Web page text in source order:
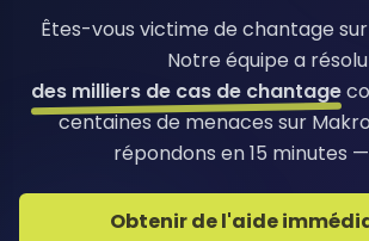
Êtes-vous victime de chantage
Notre équipe a résolu
des milliers de cas de chantage
centaines de menaces sur
répondons en 15 minutes
Obtenir de l'aide